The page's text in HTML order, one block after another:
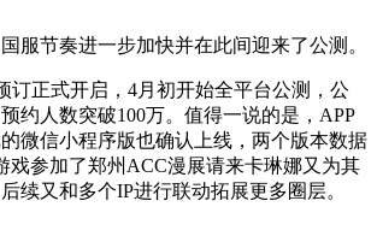
服节奏进一步加快并在此间迎来了公测。
订正式开启，4月初开始全平台公测，公
约人数突破100万。值得一说的是，APP
微信小程序版也确认上线，两个版本数据
戏参加了郑州ACC漫展请来卡琳娜又为其
续又和多个IP进行联动拓展更多圈层。